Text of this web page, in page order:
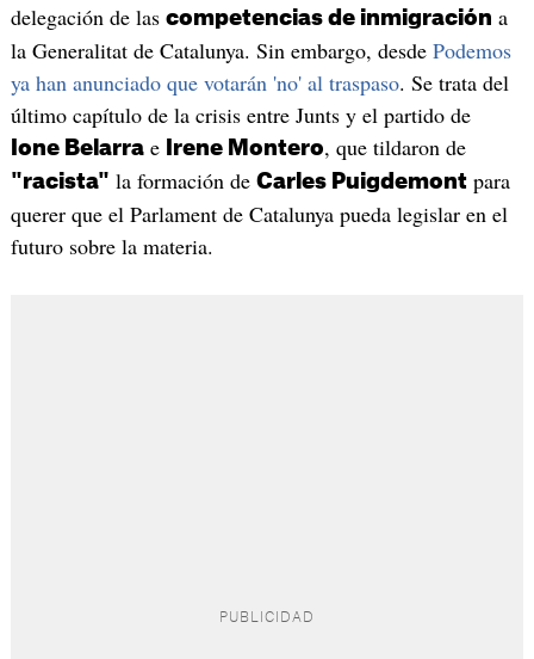
delegación de las competencias de inmigración a
la Generalitat de Catalunya. Sin embargo, desde Podemos
ya han anunciado que votarán 'no' al traspaso. Se trata del
último capítulo de la crisis entre Junts y el partido de
Ione Belarrae Irene Montero, que tildaron de
"racista" la formación de Carles Puigdemontpara
querer que el Parlament de Catalunya pueda legislar en el
futuro sobre la materia.